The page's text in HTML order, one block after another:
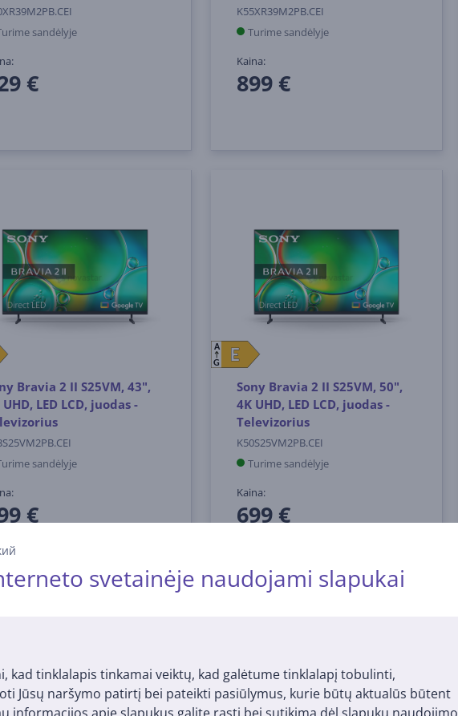
svetainėje naudojami slapukai
kad tinklalapis tinkamai veiktų, kad galėtume tinklalapį tobulinti,
Jūsų naršymo patirtį bei pateikti pasiūlymus, kurie būtų aktualūs būtent
sandėlyje
€
K55XR39M2PB.CEI
Turime sandėlyje
Kaina:
899 €
Bravia 2 II S25VM, 43",
UHD, LED LCD, juodas -
sandėlyje
€
E
E
A
G
Sony Bravia 2 II S25VM, 50",
4K UHD, LED LCD, juodas -
Televizorius
K50S25VM2PB.CEI
Turime sandėlyje
Kaina:
699 €